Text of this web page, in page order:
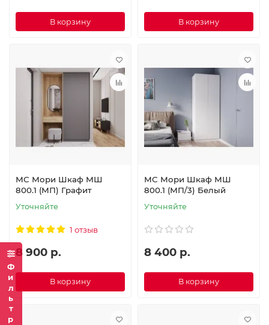
Фильтр
В корзину В корзину
МС Мори Шкаф МШ
800.1 (МП) Графит
Уточняйте
1 отзыв
8 900 р.
В корзину
МС Мори Шкаф МШ
800.1 (МП/3) Белый
Уточняйте
8 400 р.
В корзину